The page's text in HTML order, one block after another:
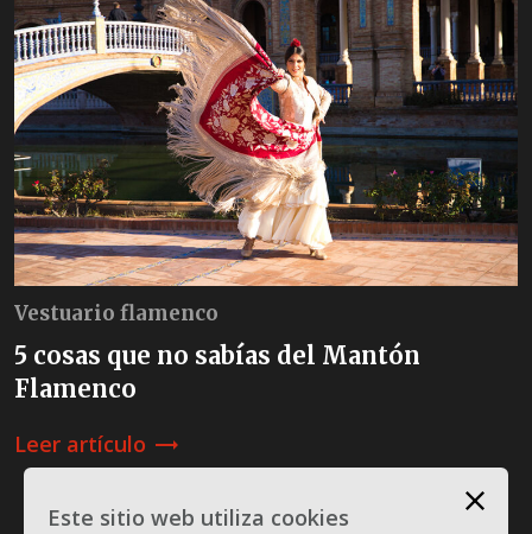
Vestuario flamenco
5 cosas que no sabías del Mantón
Flamenco
Leer artículo trending_flat
Este sitio web utiliza cookies